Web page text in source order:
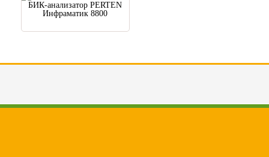
БИК-анализатор PERTEN
Инфраматик 8800